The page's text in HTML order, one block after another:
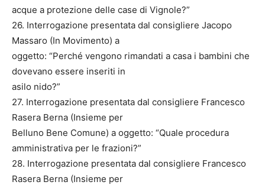
acque a protezione delle case di Vignole?”
26. Interrogazione presentata dal consigliere Jacopo
Massaro (In Movimento) a
oggetto: “Perché vengono rimandati a casa i bambini che
dovevano essere inseriti in
asilo nido?”
27. Interrogazione presentata dal consigliere Francesco
Rasera Berna (Insieme per
Belluno Bene Comune) a oggetto: “Quale procedura
amministrativa per le frazioni?”
28. Interrogazione presentata dal consigliere Francesco
Rasera Berna (Insieme per